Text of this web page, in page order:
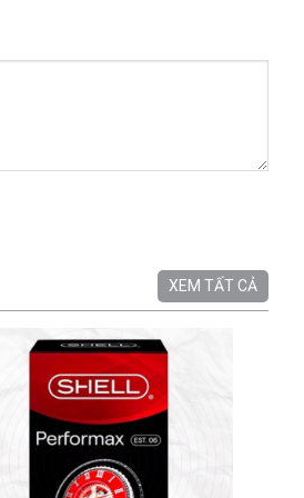
XEM TẤT CẢ